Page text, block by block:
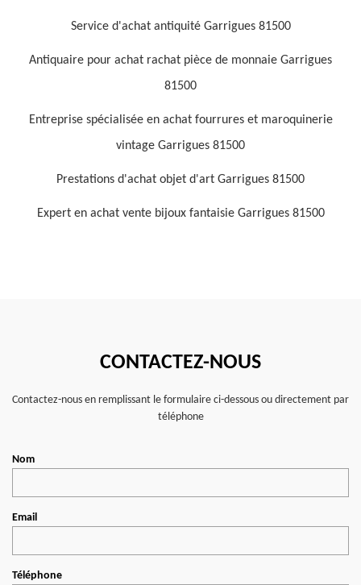
Service d'achat antiquité Garrigues 81500
Antiquaire pour achat rachat pièce de monnaie Garrigues
81500
Entreprise spécialisée en achat fourrures et maroquinerie
vintage Garrigues 81500
Prestations d'achat objet d'art Garrigues 81500
Expert en achat vente bijoux fantaisie Garrigues 81500
CONTACTEZ-NOUS
Contactez-nous en remplissant le formulaire ci-dessous ou directement par
téléphone
Nom
Email
Téléphone